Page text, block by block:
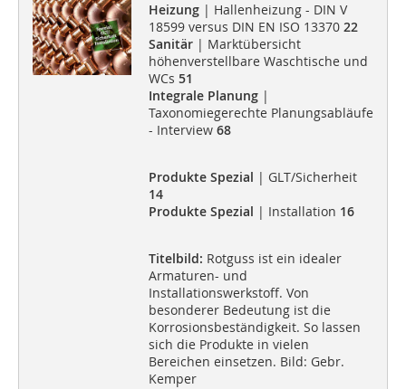
Heizung | Hallenheizung - DIN V
18599 versus DIN EN ISO 13370 22
Sanitär | Marktübersicht
höhenverstellbare Waschtische und
WCs 51
Integrale Planung|
Taxonomiegerechte Planungsabläufe
- Interview 68
Produkte Spezial | GLT/Sicherheit
14
Produkte Spezial | Installation 16
Titelbild: Rotguss ist ein idealer
Armaturen- und
Installationswerkstoff. Von
besonderer Bedeutung ist die
Korrosionsbeständigkeit. So lassen
sich die Produkte in vielen
Bereichen einsetzen. Bild: Gebr.
Kemper